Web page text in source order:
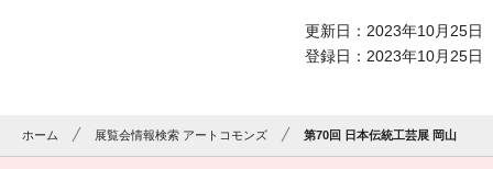
更新日：2023年10月25日
登録日：2023年10月25日
ホーム 展覧会情報検索 アートコモンズ 第70回 日本伝統工芸展 岡山